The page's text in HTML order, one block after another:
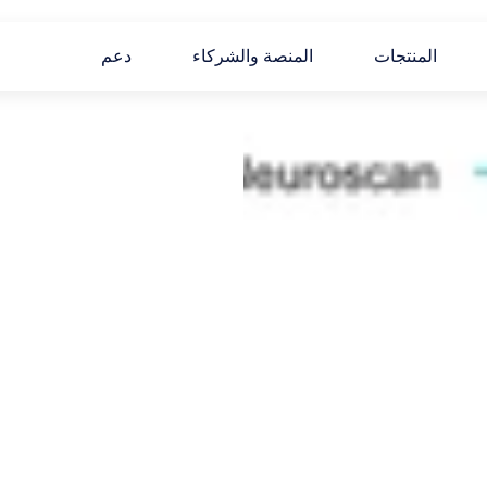
المنتجات المنصة والشركاء دعم